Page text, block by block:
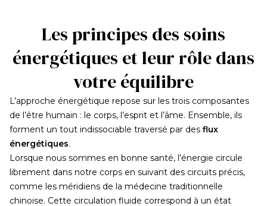
Les principes des soins
énergétiques et leur rôle dans
votre équilibre
L’approche énergétique repose sur les trois composantes
de l’être humain : le corps, l’esprit et l’âme. Ensemble, ils
forment un tout indissociable traversé par des flux
énergétiques.
Lorsque nous sommes en bonne santé, l’énergie circule
librement dans notre corps en suivant des circuits précis,
comme les méridiens de la médecine traditionnelle
chinoise. Cette circulation fluide correspond à un état